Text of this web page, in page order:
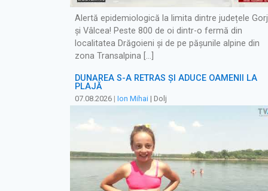
Alertă epidemiologică la limita dintre județele Gorj
și Vâlcea! Peste 800 de oi dintr-o fermă din
localitatea Drăgoieni și de pe pășunile alpine din
zona Transalpina […]
DUNĂREA S-A RETRAS ŞI ADUCE OAMENII LA
PLAJĂ
07.08.2026 | Ion Mihai | Dolj